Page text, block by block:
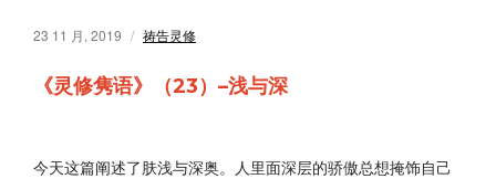
23 11 月, 2019 祷告灵修
《灵修隽语》（23）–浅与深
今天这篇阐述了肤浅与深奥。 人里面深层的骄傲总想掩饰自己